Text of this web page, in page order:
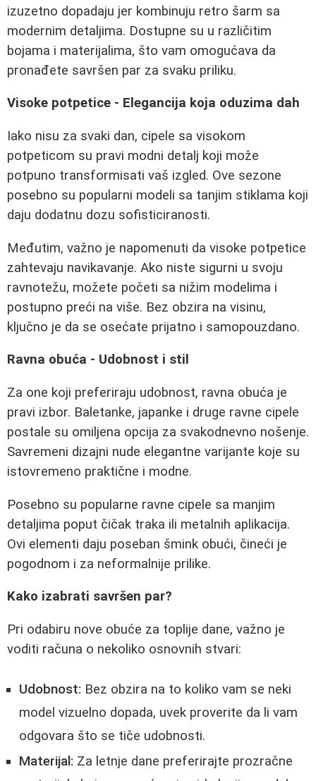
izuzetno dopadaju jer kombinuju retro šarm sa
modernim detaljima. Dostupne su u različitim
bojama i materijalima, što vam omogućava da
pronađete savršen par za svaku priliku.
Visoke potpetice - Elegancija koja oduzima dah
Iako nisu za svaki dan, cipele sa visokom
potpeticom su pravi modni detalj koji može
potpuno transformisati vaš izgled. Ove sezone
posebno su popularni modeli sa tanjim stiklama koji
daju dodatnu dozu sofisticiranosti.
Međutim, važno je napomenuti da visoke potpetice
zahtevaju navikavanje. Ako niste sigurni u svoju
ravnotežu, možete početi sa nižim modelima i
postupno preći na više. Bez obzira na visinu,
ključno je da se osećate prijatno i samopouzdano.
Ravna obuća - Udobnost i stil
Za one koji preferiraju udobnost, ravna obuća je
pravi izbor. Baletanke, japanke i druge ravne cipele
postale su omiljena opcija za svakodnevno nošenje.
Savremeni dizajni nude elegantne varijante koje su
istovremeno praktične i modne.
Posebno su popularne ravne cipele sa manjim
detaljima poput čičak traka ili metalnih aplikacija.
Ovi elementi daju poseban šmink obući, čineći je
pogodnom i za neformalnije prilike.
Kako izabrati savršen par?
Pri odabiru nove obuće za toplije dane, važno je
voditi računa o nekoliko osnovnih stvari:
Udobnost: Bez obzira na to koliko vam se neki
model vizuelno dopada, uvek proverite da li vam
odgovara što se tiče udobnosti.
Materijal: Za letnje dane preferirajte prozračne